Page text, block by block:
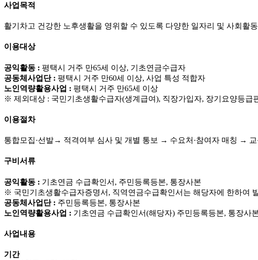
사업목적
활기차고 건강한 노후생활을 영위할 수 있도록 다양한 일자리 및 사회활
이용대상
공익활동 : 평택시 거주 만65세 이상, 기초연금수급자
공동체사업단 : 평택시 거주 만60세 이상, 사업 특성 적합자
노인역량활용사업 : 평택시 거주 만65세 이상
※ 제외대상 : 국민기초생활수급자(생계급여), 직장가입자, 장기요양등급
이용절차
통합모집·선발→ 적격여부 심사 및 개별 통보 → 수요처·참여자 매칭 →
구비서류
공익활동 : 기초연금 수급확인서, 주민등록등본, 통장사본
※ 국민기초생활수급자증명서, 직역연금수급확인서는 해당자에 한하여
공동체사업단 : 주민등록등본, 통장사본
노인역량활용사업 : 기초연금 수급확인서(해당자) 주민등록등본, 통장사
사업내용
기간